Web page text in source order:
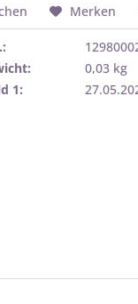
Merken
0,03 kg
1: